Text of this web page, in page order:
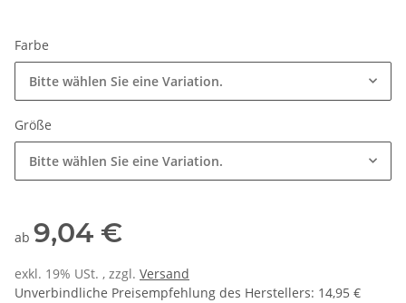
Farbe
Bitte wählen Sie eine Variation.
Größe
Bitte wählen Sie eine Variation.
ab 9,04 €
exkl. 19% USt. , zzgl. Versand
Unverbindliche Preisempfehlung des Herstellers: 14,95 €